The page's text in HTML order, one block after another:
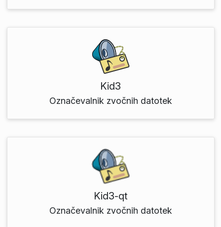
Kid3
Označevalnik zvočnih datotek
Kid3-qt
Označevalnik zvočnih datotek